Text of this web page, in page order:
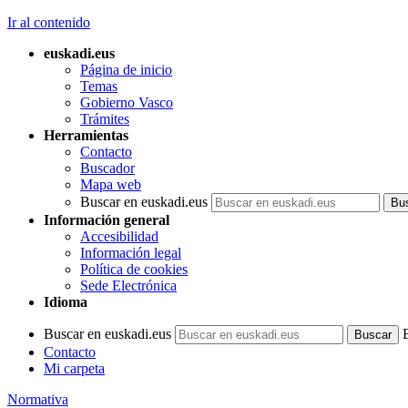
Ir al contenido
euskadi.eus
Página de inicio
Temas
Gobierno Vasco
Trámites
Herramientas
Contacto
Buscador
Mapa web
Buscar en euskadi.eus
Información general
Accesibilidad
Información legal
Política de cookies
Sede Electrónica
Idioma
Buscar en euskadi.eus
Contacto
Mi carpeta
Normativa